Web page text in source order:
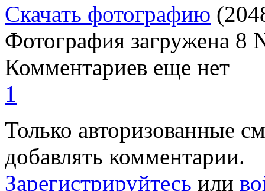
Скачать фотографию
Фотография загружена 8
Комментариев еще нет
1
Только авторизованные
добавлять комментарии.
Зарегистрируйтесь или